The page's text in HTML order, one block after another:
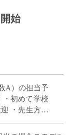
始
A）の担当予
・初めて学校
・先生方へ